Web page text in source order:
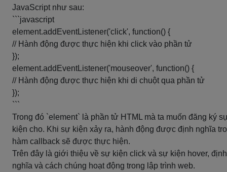
JavaScript như sau:
```javascript
element.addEventListener('click', function() {
// Hành động được thực hiện khi click vào phần tử
});
element.addEventListener('mouseover', function() {
// Hành động được thực hiện khi di chuột qua phần tử
});
```
Trong đó `element` là phần tử HTML mà ta muốn đăng ký
kiện cho. Khi sự kiện xảy ra, hành động được định nghĩa
hàm callback sẽ được thực hiện.
Trên đây là giới thiệu về sự kiện click và sự kiện hover, định
nghĩa và cách chúng hoạt động trong lập trình web.